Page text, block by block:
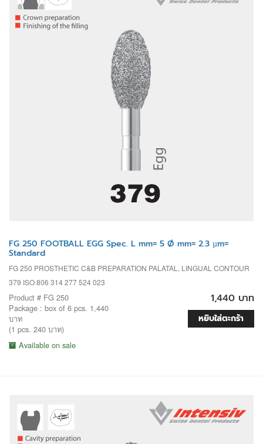
FG 250 FOOTBALL EGG Spec. L mm= 5 Ø mm= 2.3 µm=
Standard
FG 250 PROSTHETIC C&B PREPARATION PALATAL, LINGUAL CONTOUR
379 ISO 806 314 277 524 023
Product # FG 250
Package : box of 6 pcs. 1,440
บาท
(1 pcs. 240 บาท)
Available on sale
1,440 บาท
หยิบใส่ตะกร้า